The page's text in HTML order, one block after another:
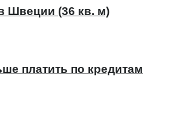
Швеции (36 кв. м)
платить по кредитам